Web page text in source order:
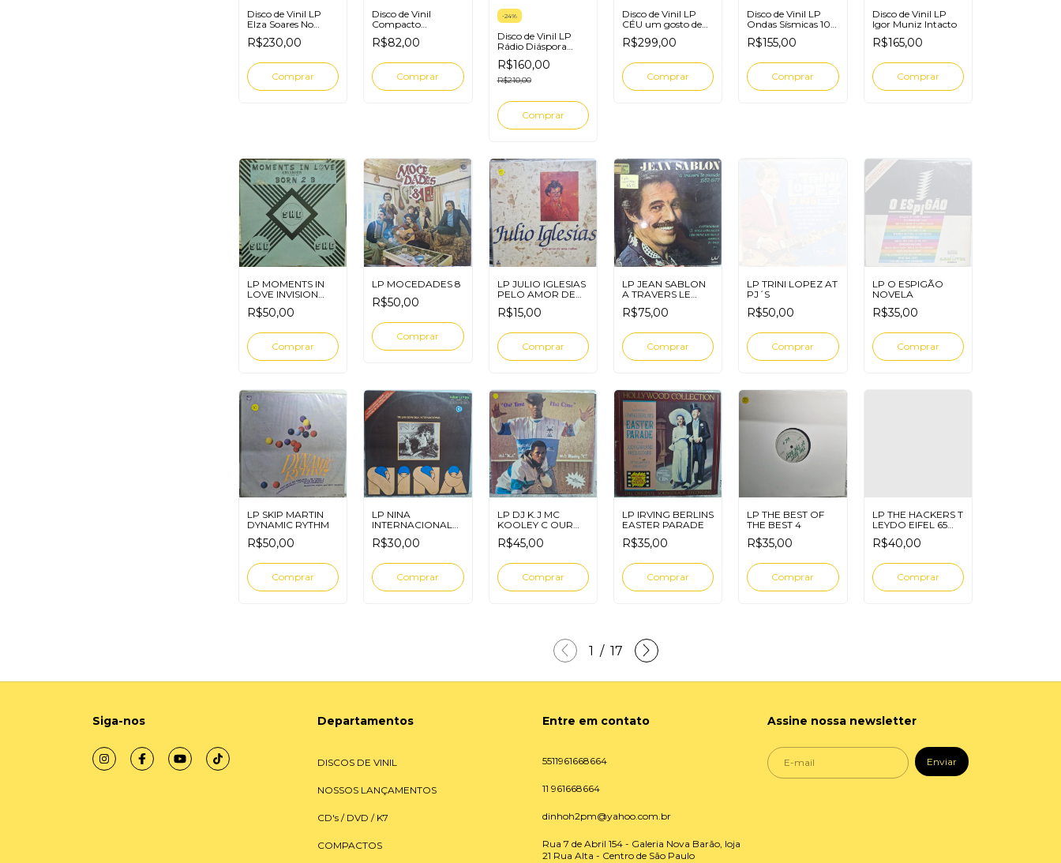
Disco de Vinil LP
Elza Soares No
Tempo Da
Intolerância
R$230,00
Disco de Vinil
Compacto
Ferramenta Max
B.O Senhorita
R$82,00
-24%
Disco de Vinil LP
Rádio Diáspora
Negro Humor
R$160,00
R$210,00
Disco de Vinil LP
CÉU um gosto de
sol Tres selos
R$299,00
Disco de Vinil LP
Ondas Sísmicas 10
Canções Cantoras
Brasileiras
R$155,00
Disco de Vinil LP
Igor Muniz Intacto
R$165,00
LP MOMENTS IN
LOVE INVISION
BORN 2B
R$50,00
LP MOCEDADES 8
R$50,00
LP JULIO IGLESIAS
PELO AMOR DE
UMA MULHER
R$15,00
LP JEAN SABLON
A TRAVERS LE
MONDE 1957 - 1977
R$75,00
LP TRINI LOPEZ AT
PJ´S
R$50,00
LP O ESPIGÃO
NOVELA
R$35,00
LP SKIP MARTIN
DYNAMIC RYTHM
R$50,00
LP NINA
INTERNACIONAL
NOVELA
R$30,00
LP DJ K.J MC
KOOLEY C OUR
TIME HAS COME
R$45,00
LP IRVING BERLINS
EASTER PARADE
R$35,00
LP THE BEST OF
THE BEST 4
R$35,00
LP THE HACKERS T
LEYDO EIFEL 65
SALS 8
R$40,00
1 / 17
Siga-nos Departamentos
DISCOS DE VINIL
NOSSOS LANÇAMENTOS
CD's / DVD / K7
COMPACTOS
Entre em contato
5511961668664
11 961668664
dinhoh2pm@yahoo.com.br
Rua 7 de Abril 154 - Galeria Nova Barão, loja
21 Rua Alta - Centro de São Paulo
Assine nossa newsletter